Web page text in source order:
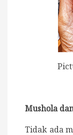
Mushola
Tidak ada